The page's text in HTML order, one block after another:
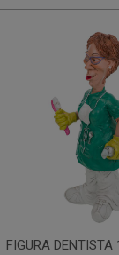
FIGURA DENTISTA